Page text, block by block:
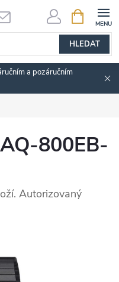
HLEDAT
NÁKUPNÍ
KOŠÍK
a pozáručním
800EB-
Autorizovaný